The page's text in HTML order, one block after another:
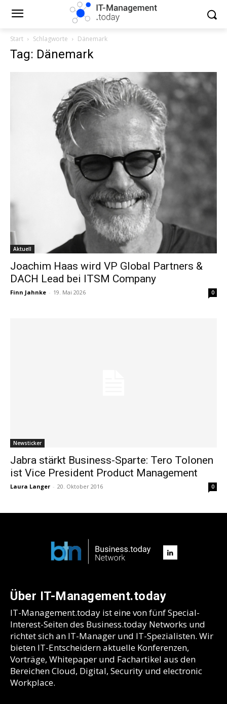
Start Schlagworte Dänemark
Tag: Dänemark
Aktuell
Joachim Haas wird VP Global Partners &
DACH Lead bei ITSM Company
Finn Jahnke - 19. Mai 2026 0
Newsticker
Jabra stärkt Business-Sparte: Tero Tolonen
ist Vice President Product Management
Laura Langer - 20. Oktober 2016 0
Über IT-Management.today
IT-Management.today ist eine von fünf Special-
Interest-Seiten des Business.today Networks und
richtet sich an IT-Manager und IT-Spezialisten. Wir
bieten IT-Entscheidern aktuelle Konferenzen,
Vorträge, Whitepaper und Fachartikel aus den
Bereichen Cloud, Digital, Security und electronic
Workplace.